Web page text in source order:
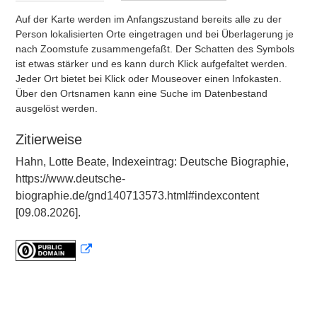
Auf der Karte werden im Anfangszustand bereits alle zu der
Person lokalisierten Orte eingetragen und bei Überlagerung je
nach Zoomstufe zusammengefaßt. Der Schatten des Symbols
ist etwas stärker und es kann durch Klick aufgefaltet werden.
Jeder Ort bietet bei Klick oder Mouseover einen Infokasten.
Über den Ortsnamen kann eine Suche im Datenbestand
ausgelöst werden.
Zitierweise
Hahn, Lotte Beate, Indexeintrag: Deutsche Biographie,
https://www.deutsche-
biographie.de/gnd140713573.html#indexcontent
[09.08.2026].